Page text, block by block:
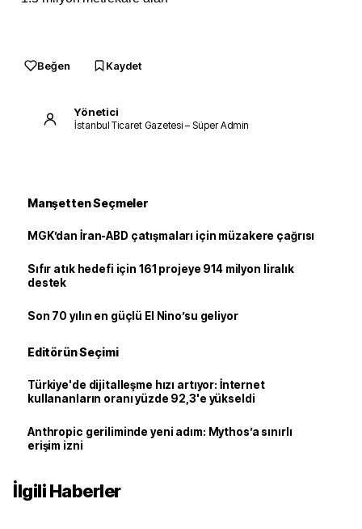
Beğen Kaydet
Yönetici
İstanbul Ticaret Gazetesi – Süper Admin
Manşetten Seçmeler
MGK’dan İran-ABD çatışmaları için müzakere çağrısı
Sıfır atık hedefi için 161 projeye 914 milyon liralık
destek
Son 70 yılın en güçlü El Nino’su geliyor
Editörün Seçimi
Türkiye'de dijitalleşme hızı artıyor: İnternet
kullananların oranı yüzde 92,3'e yükseldi
Anthropic geriliminde yeni adım: Mythos’a sınırlı
erişim izni
İlgili Haberler